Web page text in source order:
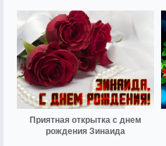
Приятная открытка с днем
рождения Зинаида